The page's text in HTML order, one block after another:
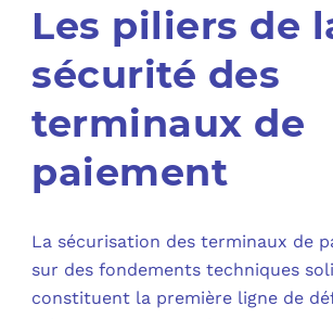
Les piliers de
sécurité des
terminaux de
paiement
La sécurisation des terminaux de
sur des fondements techniques
constituent la première ligne de